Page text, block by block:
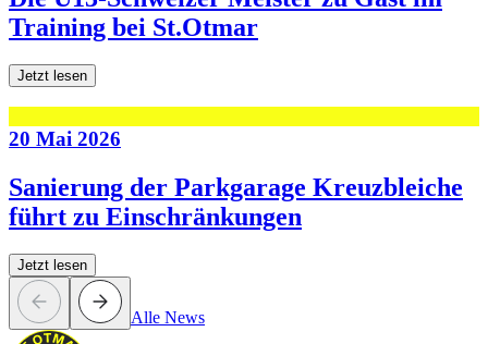
Training bei St.Otmar
Jetzt lesen
20 Mai 2026
Sanierung der Parkgarage Kreuzbleiche
führt zu Einschränkungen
Jetzt lesen
Alle News